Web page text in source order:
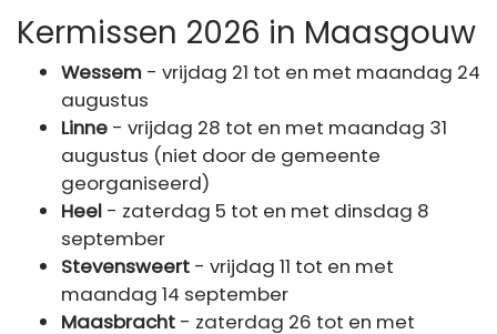
Kermissen 2026 in Maasgouw
Wessem - vrijdag 21 tot en met maandag 24
augustus
Linne - vrijdag 28 tot en met maandag 31
augustus (niet door de gemeente
georganiseerd)
Heel - zaterdag 5 tot en met dinsdag 8
september
Stevensweert - vrijdag 11 tot en met
maandag 14 september
Maasbracht - zaterdag 26 tot en met